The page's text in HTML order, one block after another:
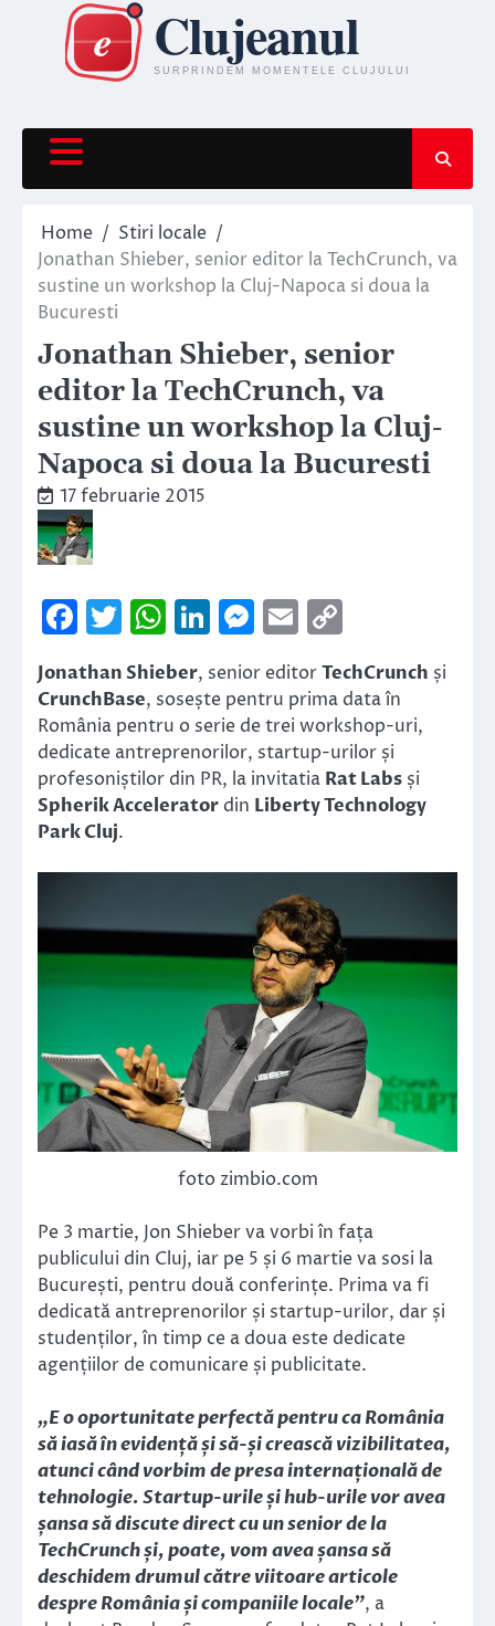
content
Home
Stiri locale
Jonathan Shieber, senior editor la TechCrunch, va
sustine un workshop la Cluj-Napoca si doua la
Bucuresti
Jonathan Shieber, senior
editor la TechCrunch, va
sustine un workshop la Cluj-
Napoca si doua la Bucuresti
17 februarie 2015
Facebook
Twitter
WhatsApp
LinkedIn
Messenger
Email
Link
Jonathan Shieber, senior editorTechCrunch și
CrunchBase, sosește pentru prima data în
România pentru o serie de trei workshop-uri,
dedicate antreprenorilor, startup-urilor și
profesoniștilor din PR, la invitatia Rat Labs și
Spherik Accelerator din Liberty Technology
Park Cluj.
foto zimbio.com
Pe 3 martie, Jon Shieber va vorbi în fața
publicului din Cluj, iar pe 5 și 6 martie va sosi la
București, pentru două conferințe. Prima va fi
dedicată antreprenorilor și startup-urilor, dar și
studenților, în timp ce a doua este dedicate
agențiilor de comunicare și publicitate.
„E o oportunitate perfectă pentru ca România
să iasă în evidență și să-și crească vizibilitatea,
atunci când vorbim de presa internațională de
tehnologie. Startup-urile și hub-urile vor avea
șansa să discute direct cu un senior de la
TechCrunch și, poate, vom avea șansa să
deschidem drumul către viitoare articole
despre România și companiile locale”, a